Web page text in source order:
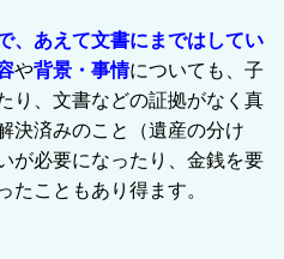
、あえて文書にまではしてい
や背景・事情についても、子
り、文書などの証拠がなく真
決済みのこと（遺産の分け
が必要になったり、金銭を要
たこともあり得ます。